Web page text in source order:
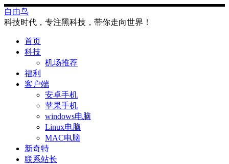
Skip
to
content
自由鸟
科技时代，专注黑科技，带你走向世界！
首页
科技
机场推荐
福利
客户端
安卓手机
苹果手机
windows电脑
Linux电脑
MAC电脑
新奇特
联系站长